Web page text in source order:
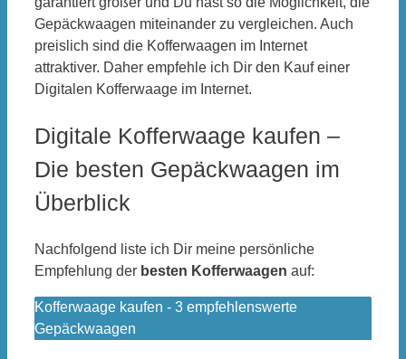
Gepäckwaagen miteinander zu vergleichen. Auch
preislich sind die Kofferwaagen im Internet
attraktiver. Daher empfehle ich Dir den Kauf einer
Digitalen Kofferwaage im Internet.
Digitale Kofferwaage kaufen –
Die besten Gepäckwaagen im
Überblick
Nachfolgend liste ich Dir meine persönliche
Empfehlung der besten Kofferwaagen auf:
Kofferwaage kaufen - 3 empfehlenswerte
Gepäckwaagen